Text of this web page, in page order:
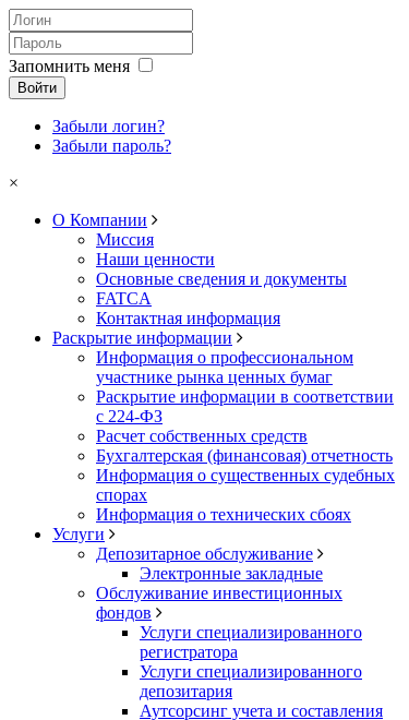
Запомнить меня
Войти
Забыли логин?
Забыли пароль?
×
О Компании
Миссия
Наши ценности
Основные сведения и документы
FATCA
Контактная информация
Раскрытие информации
Информация о профессиональном
участнике рынка ценных бумаг
Раскрытие информации в соответствии
с 224-ФЗ
Расчет собственных средств
Бухгалтерская (финансовая) отчетность
Информация о существенных судебных
спорах
Информация о технических сбоях
Услуги
Депозитарное обслуживание
Электронные закладные
Обслуживание инвестиционных
фондов
Услуги специализированного
регистратора
Услуги специализированного
депозитария
Аутсорсинг учета и составления